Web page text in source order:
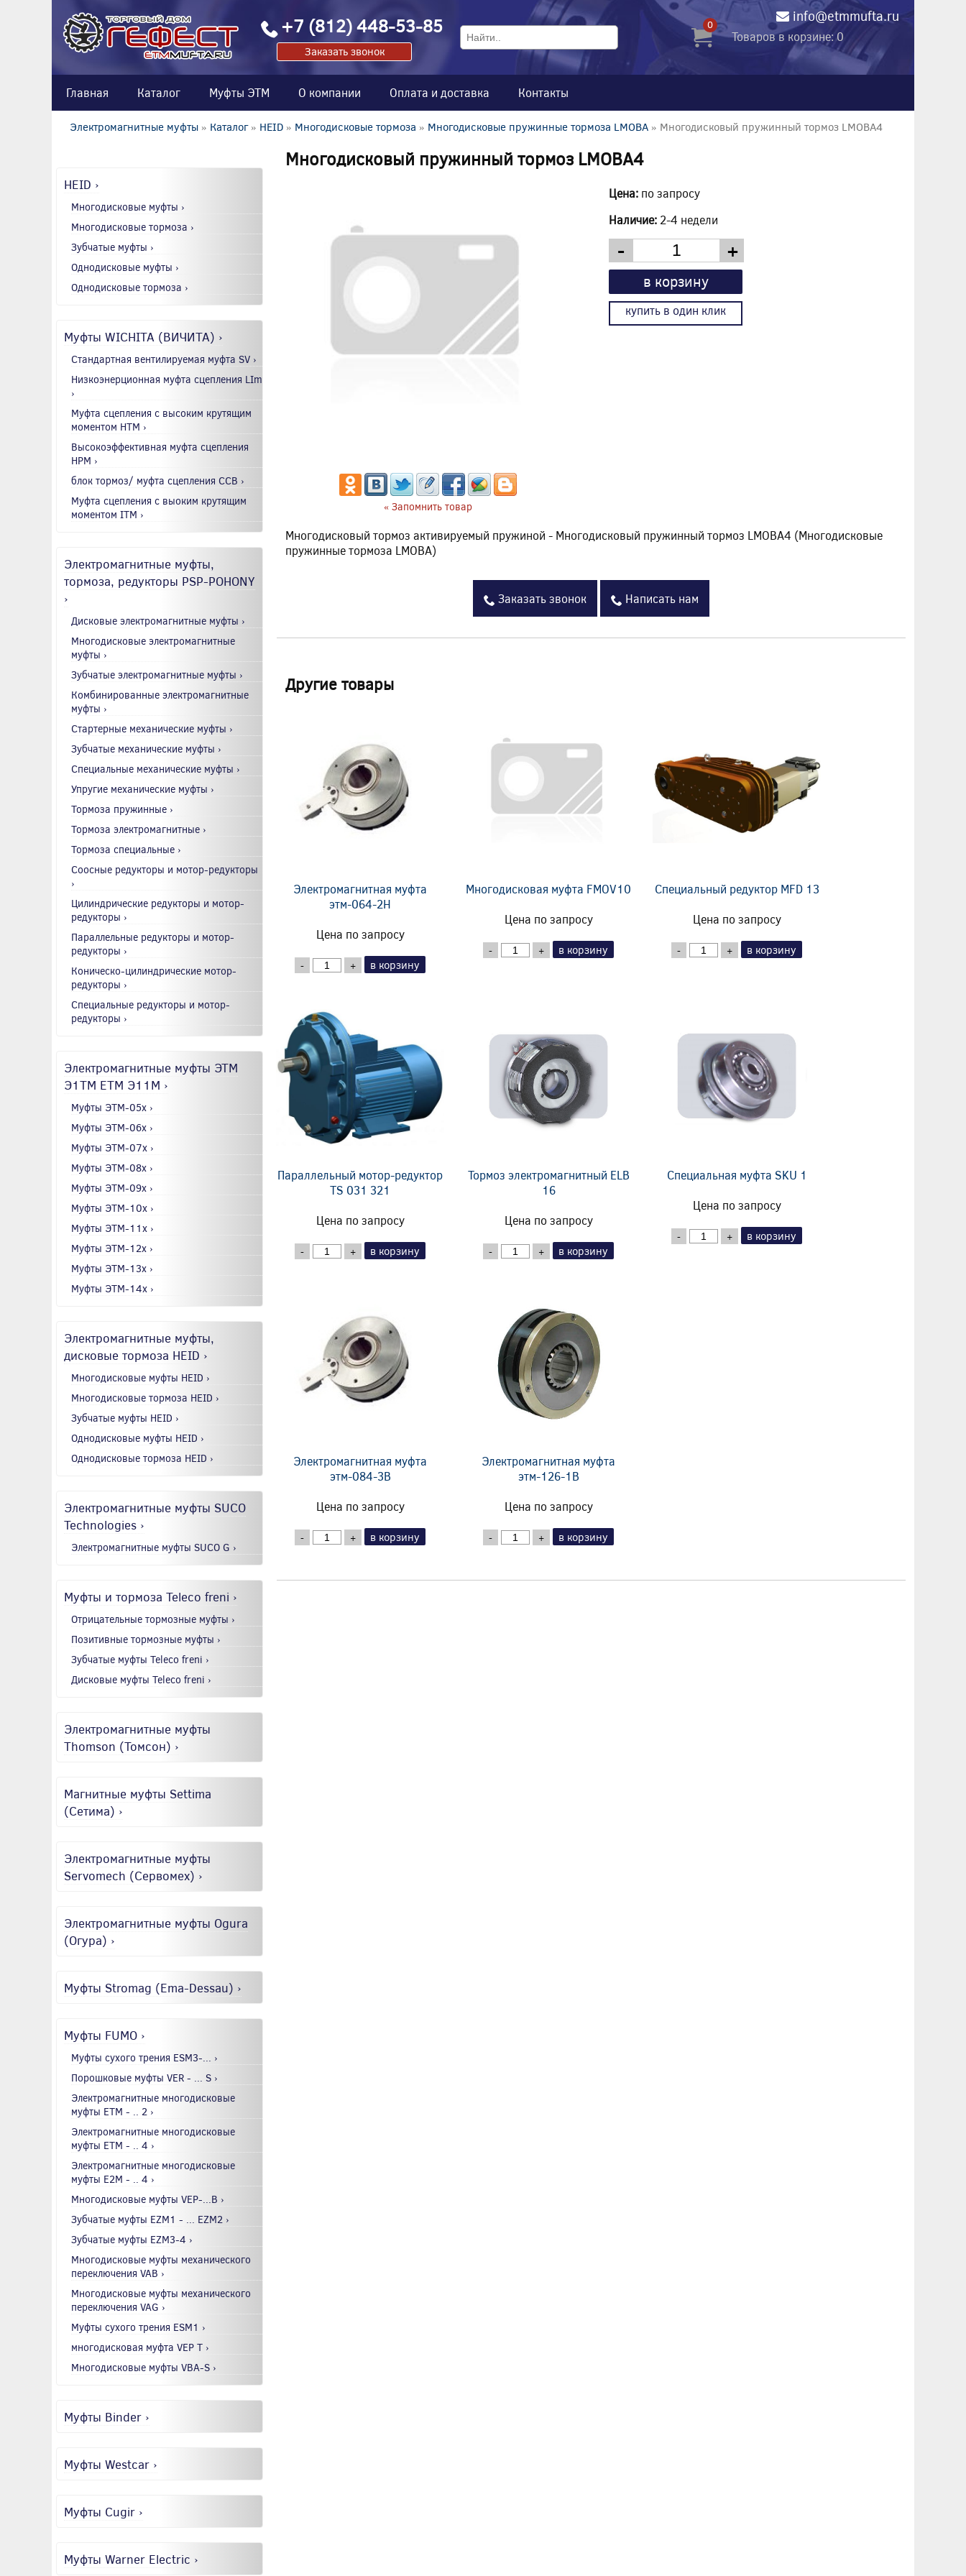
info@etmmufta.ru
+7 (812) 448-53-85
Заказать звонок
0
Товаров в корзине: 0
Главная Каталог Муфты ЭТМ О компании Оплата и доставка Контакты
Электромагнитные муфты » Каталог» HEID » Многодисковые тормоза » Многодисковые пружинные тормоза LMOBA » Многодисковый пружинный тормоз LMOBA4
HEID ›
Многодисковые муфты ›
Многодисковые тормоза ›
Зубчатые муфты ›
Однодисковые муфты ›
Однодисковые тормоза ›
Муфты WICHITA (ВИЧИТА) ›
Стандартная вентилируемая муфта SV ›
Низкоэнерционная муфта сцепления LIm
›
Муфта сцепления с высоким крутящим
моментом HTM ›
Высокоэффективная муфта сцепления
HPM ›
блок тормоз/ муфта сцепления CCB ›
Муфта сцепления с выоким крутящим
моментом ITM ›
Электромагнитные муфты,
тормоза, редукторы PSP-POHONY
›
Дисковые электромагнитные муфты ›
Многодисковые электромагнитные
муфты ›
Зубчатые электромагнитные муфты ›
Комбинированные электромагнитные
муфты ›
Стартерные механические муфты ›
Зубчатые механические муфты ›
Специальные механические муфты ›
Упругие механические муфты ›
Тормоза пружинные ›
Тормоза электромагнитные ›
Тормоза специальные ›
Соосные редукторы и мотор-редукторы
›
Цилиндрические редукторы и мотор-
редукторы ›
Параллельные редукторы и мотор-
редукторы ›
Коническо-цилиндрические мотор-
редукторы ›
Специальные редукторы и мотор-
редукторы ›
Электромагнитные муфты ЭТМ
Э1ТМ ETM Э11М ›
Муфты ЭТМ-05x ›
Муфты ЭТМ-06x ›
Муфты ЭТМ-07x ›
Муфты ЭТМ-08x ›
Муфты ЭТМ-09x ›
Муфты ЭТМ-10x ›
Муфты ЭТМ-11x ›
Муфты ЭТМ-12x ›
Муфты ЭТМ-13x ›
Муфты ЭТМ-14x ›
Электромагнитные муфты,
дисковые тормоза HEID ›
Многодисковые муфты HEID ›
Многодисковые тормоза HEID ›
Зубчатые муфты HEID ›
Однодисковые муфты HEID ›
Однодисковые тормоза HEID ›
Электромагнитные муфты SUCO
Technologies ›
Электромагнитные муфты SUCO G ›
Муфты и тормоза Teleco freni ›
Отрицательные тормозные муфты ›
Позитивные тормозные муфты ›
Зубчатые муфты Teleco freni ›
Дисковые муфты Teleco freni ›
Электромагнитные муфты
Thomson (Томсон) ›
Магнитные муфты Settima
(Сетима) ›
Электромагнитные муфты
Servomech (Сервомех) ›
Электромагнитные муфты Ogura
(Огура) ›
Муфты Stromag (Ema-Dessau) ›
Муфты FUMO ›
Муфты сухого трения ESM3-... ›
Порошковые муфты VER - ... S ›
Электромагнитные многодисковые
муфты EТМ - .. 2 ›
Электромагнитные многодисковые
муфты EТМ - .. 4 ›
Электромагнитные многодисковые
муфты E2М - .. 4 ›
Многодисковые муфты VEP-...B ›
Зубчатые муфты EZM1 - ... EZM2 ›
Зубчатые муфты EZM3-4 ›
Многодисковые муфты механического
переключения VAB ›
Многодисковые муфты механического
переключения VAG ›
Муфты сухого трения ESM1 ›
многодисковая муфта VEP T ›
Многодисковые муфты VBA-S ›
Муфты Binder ›
Муфты Westcar ›
Муфты Cugir ›
Муфты Warner Electric ›
Многодисковый пружинный тормоз LMOBA4
« Запомнить товар
Цена: по запросу
Наличие: 2-4 недели
- +
в корзину
купить в один клик
Многодисковый тормоз активируемый пружиной - Многодисковый пружинный тормоз LMOBA4 (Многодисковые
пружинные тормоза LMOBA)
Заказать звонок Написать нам
Другие товары
Электромагнитная муфта
этм-064-2Н
Цена по запросу
- + в корзину
Многодисковая муфта FMOV10
Цена по запросу
- + в корзину
Специальный редуктор MFD 13
Цена по запросу
- + в корзину
Параллельный мотор-редуктор
TS 031 321
Цена по запросу
- + в корзину
Тормоз электромагнитный ELB
16
Цена по запросу
- + в корзину
Специальная муфта SKU 1
Цена по запросу
- + в корзину
Электромагнитная муфта
этм-084-3В
Цена по запросу
- + в корзину
Электромагнитная муфта
этм-126-1В
Цена по запросу
- + в корзину